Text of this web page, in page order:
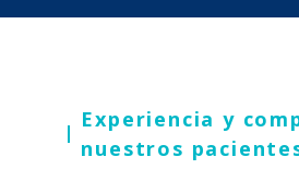
Experiencia y
nuestros